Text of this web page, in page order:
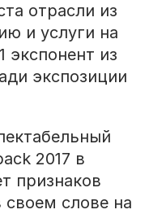
отрасли из
и услуги на
экспонент из
экспозиции
2017 в
признаков
своем слове на